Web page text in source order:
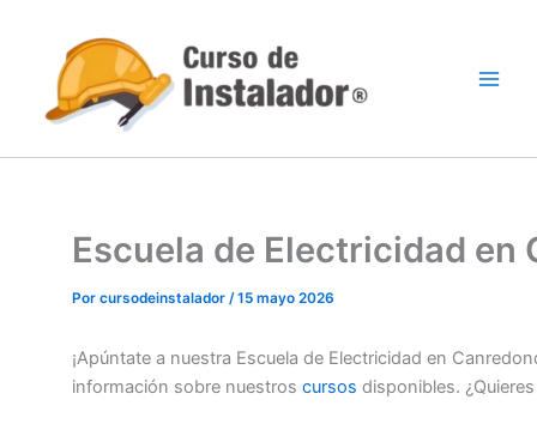
contenido
Escuela de Electricidad en
Por cursodeinstalador /15 mayo 2026
¡Apúntate a nuestra Escuela de Electricidad en
información sobre nuestros cursos disponibles.